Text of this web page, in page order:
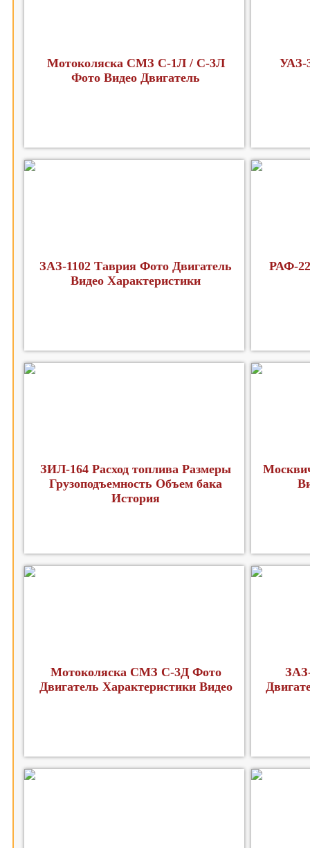
Мотоколяска СМЗ С-1Л / С-3Л
Фото Видео Двигатель
УАЗ-
ЗАЗ-1102 Таврия Фото Двигатель
Видео Характеристики
РАФ-
ЗИЛ-164 Расход топлива Размеры
Грузоподъемность Объем бака
История
Мотоколяска СМЗ С-3Д Фото
Двигатель Характеристики Видео